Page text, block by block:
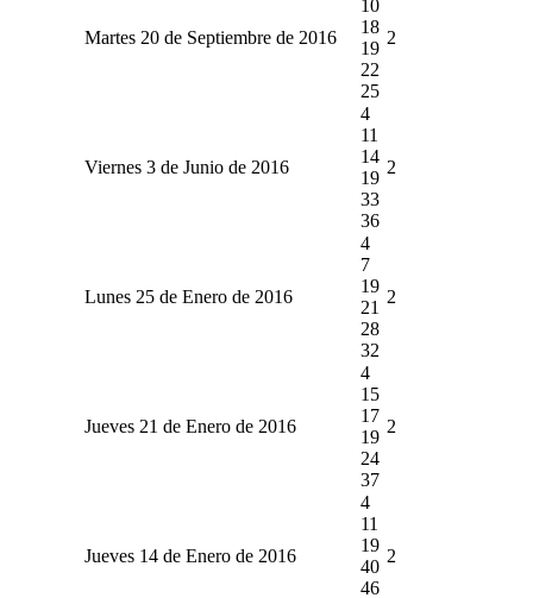
Martes 20 de Septiembre de 2016
10
18
19
22
25
2
Viernes 3 de Junio de 2016
4
11
14
19
33
36
2
Lunes 25 de Enero de 2016
4
7
19
21
28
32
2
Jueves 21 de Enero de 2016
4
15
17
19
24
37
2
Jueves 14 de Enero de 2016
4
11
19
40
46
2